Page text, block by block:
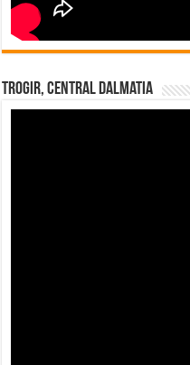
Trogir, Central Dalmatia